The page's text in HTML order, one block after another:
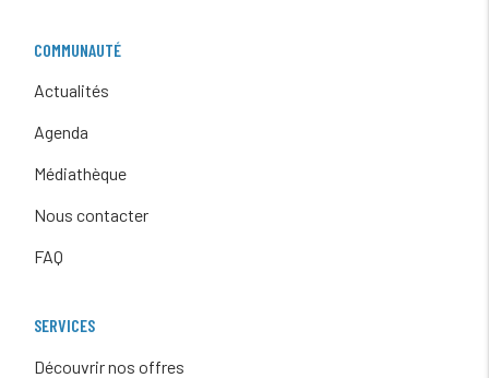
COMMUNAUTÉ
Actualités
Agenda
Médiathèque
Nous contacter
FAQ
SERVICES
Découvrir nos offres